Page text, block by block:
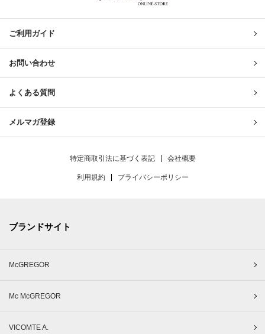
ご利用ガイド
お問い合わせ
よくある質問
メルマガ登録
特定商取引法に基づく表記 会社概要
利用規約 プライバシーポリシー
ブランドサイト
McGREGOR
Mc McGREGOR
VICOMTE A.